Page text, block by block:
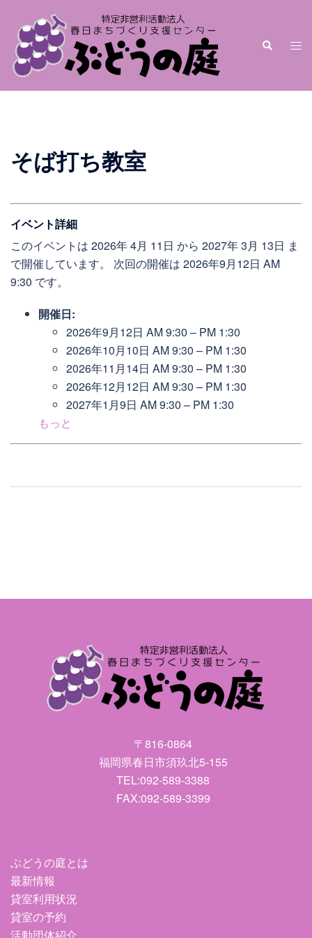
そば打ち教室
イベント詳細
このイベントは 2026年 4月 11日 から 2027年 3月 13日 ま
で開催しています。 次回の開催は 2026年9月12日 AM
9:30 です。
開催日:
2026年9月12日 AM 9:30 – PM 1:30
2026年10月10日 AM 9:30 – PM 1:30
2026年11月14日 AM 9:30 – PM 1:30
2026年12月12日 AM 9:30 – PM 1:30
2027年1月9日 AM 9:30 – PM 1:30
もっと
〒816-0864
福岡県春日市須玖北5-155
TEL:092-589-3388
FAX:092-589-3399
ぶどうの庭とは
最新情報
貸室利用状況
貸室の予約